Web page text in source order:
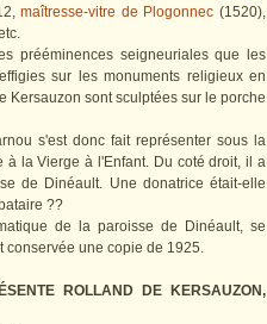
maîtresse-vitre de Plogonnec (1520),
prééminences seigneuriales que les
sur les monuments religieux en
Kersauzon sont sculptées sur le porche
s'est donc fait représenter sous la
la Vierge à l'Enfant. Du coté droit, il a
de Dinéault. Une donatrice était-elle
??
de la paroisse de Dinéault, se
conservée une copie de 1925.
ROLLAND DE KERSAUZON,